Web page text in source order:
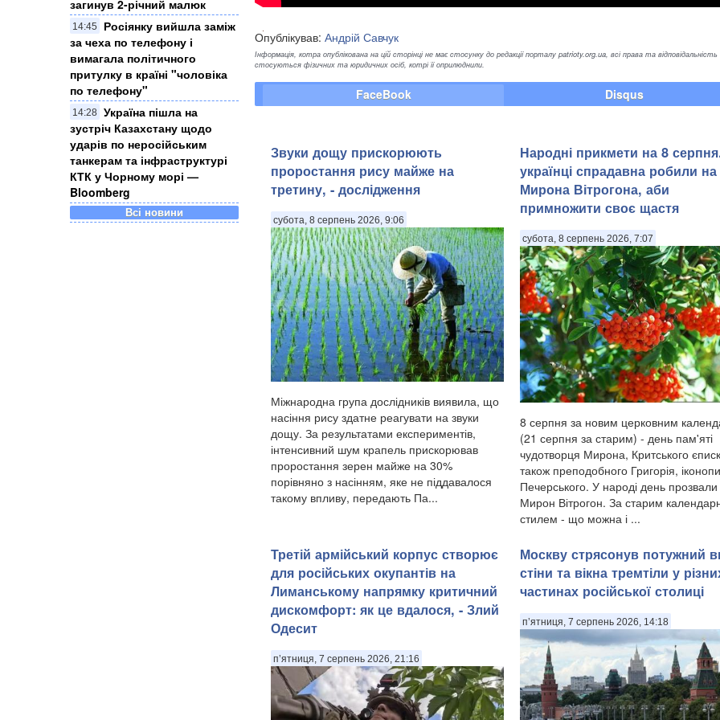
загинув 2-річний малюк
14:45
Росіянку вийшла заміж
за чеха по телефону і
вимагала політичного
притулку в країні "чоловіка
по телефону"
14:28 Україна пішла на
зустріч Казахстану щодо
ударів по неросійським
танкерам та інфраструктурі
КТК у Чорному морі —
Bloomberg
Всі новини
Опублікував: Андрій Савчук
Інформація, котра опублікована на цій сторінці не має стосунку до редакції порталу patrioty.org.ua, всі права та відповідальність
стосуються фізичних та юридичних осіб, котрі її оприлюднили.
FaceBook Disqus
Звуки дощу прискорюють
проростання рису майже на
третину, - дослідження
субота, 8 серпень 2026, 9:06
Міжнародна група дослідників виявила, що
насіння рису здатне реагувати на звуки
дощу. За результатами експериментів,
інтенсивний шум крапель прискорював
проростання зерен майже на 30%
порівняно з насінням, яке не піддавалося
такому впливу, передають Па...
Народні прикмети на 8
українці спрадавна робили на
Мирона Вітрогона, аби
примножити своє щастя
субота, 8 серпень 2026, 7:07
8 серпня за новим церковним
(21 серпня за старим) - день пам'яті
чудотворця Мирона, Критського
також преподобного Григорія,
Печерського. У народі день прозвали
Мирон Вітрогон. За старим
стилем - що можна і ...
Третій армійський корпус створює
для російських окупантів на
Лиманському напрямку критичний
дискомфорт: як це вдалося, - Злий
Одесит
п’ятниця, 7 серпень 2026, 21:16
Москву стрясонув потужний
стіни та вікна тремтіли у
частинах російської столиці
п’ятниця, 7 серпень 2026, 14:18